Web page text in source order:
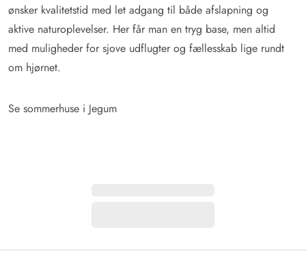
ønsker kvalitetstid med let adgang til både afslapning og
aktive naturoplevelser. Her får man en tryg base, men altid
med muligheder for sjove udflugter og fællesskab lige rundt
om hjørnet.
Se sommerhuse i Jegum